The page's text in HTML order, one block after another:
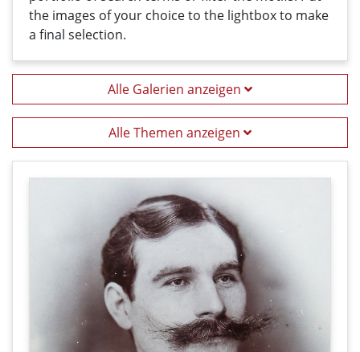
the images of your choiceto the lightboxto make
a final selection.
Alle Galerien anzeigen
Alle Themen anzeigen